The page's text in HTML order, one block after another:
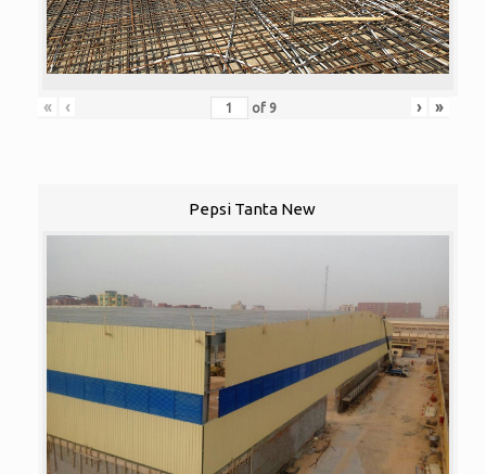
« ‹ of 9 › »
Pepsi Tanta New